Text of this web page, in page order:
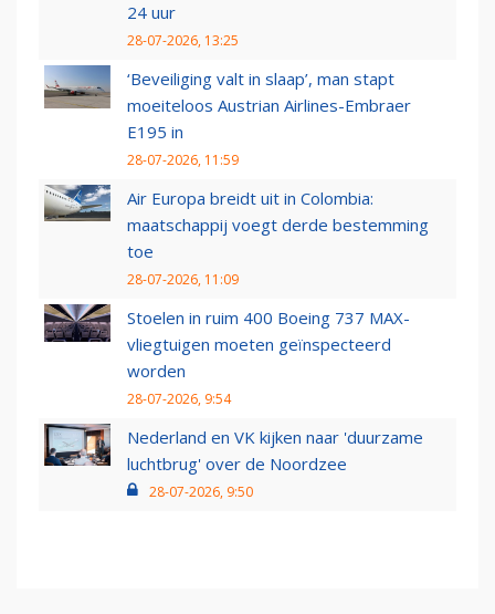
24 uur
28-07-2026, 13:25
‘Beveiliging valt in slaap’, man stapt
moeiteloos Austrian Airlines-Embraer
E195 in
28-07-2026, 11:59
Air Europa breidt uit in Colombia:
maatschappij voegt derde bestemming
toe
28-07-2026, 11:09
Stoelen in ruim 400 Boeing 737 MAX-
vliegtuigen moeten geïnspecteerd
worden
28-07-2026, 9:54
Nederland en VK kijken naar 'duurzame
luchtbrug' over de Noordzee
28-07-2026, 9:50